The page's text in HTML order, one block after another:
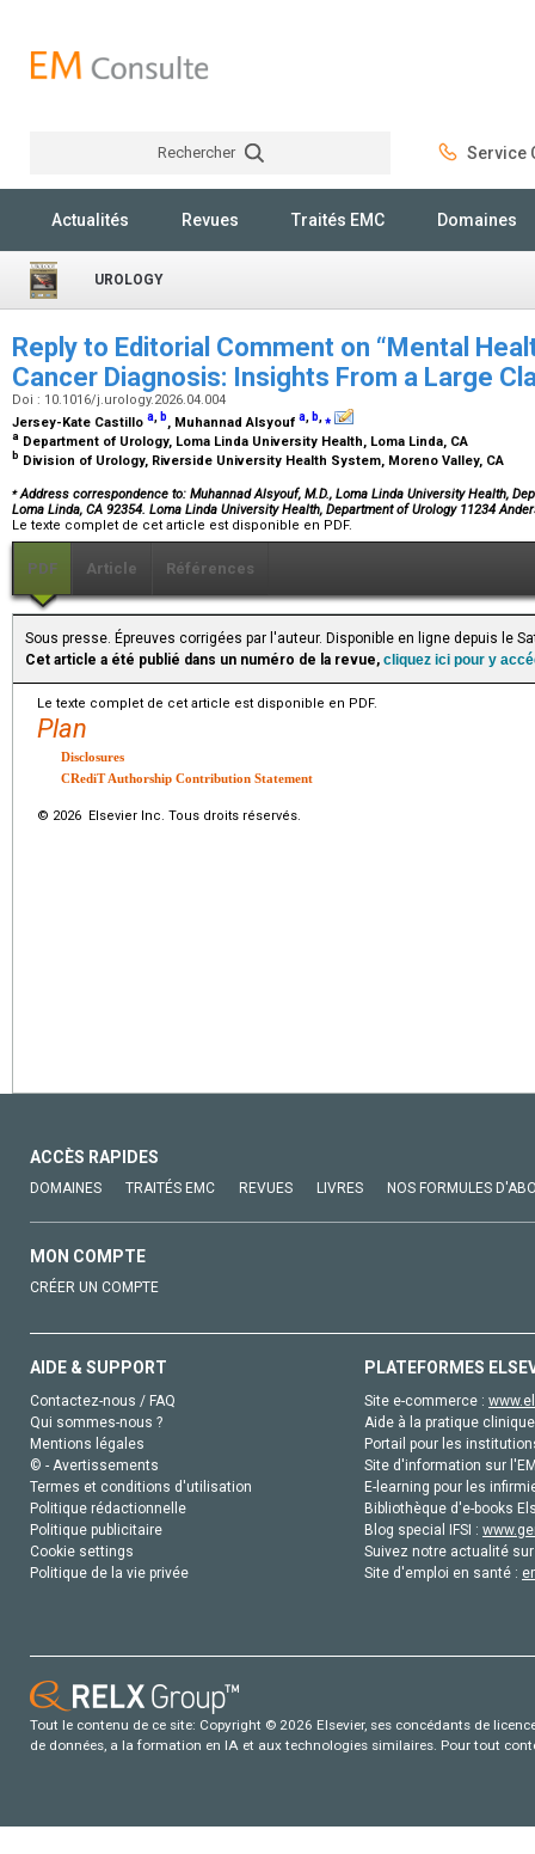
Rechercher Service
Actualités Revues Traités EMC Domaines
UROLOGY
Reply to Editorial Comment on “Mental
Cancer Diagnosis: Insights From a Large
Doi : 10.1016/j.urology.2026.04.004
Jersey-Kate Castillo a, b, Muhannad Alsyouf a, b,⁎
a Department of Urology, Loma Linda University Health, Loma Linda, CA
b Division of Urology, Riverside University Health System, Moreno Valley, CA
⁎Address correspondence to: Muhannad Alsyouf, M.D., Loma Linda University Health,
Loma Linda, CA 92354. Loma Linda University Health, Department of Urology 11234
Le texte complet de cet article est disponible en PDF.
PDF Article Références
Sous presse. Épreuves corrigées par l'auteur. Disponible en ligne depuis le
Cet article a été publié dans un numéro de la revue, cliquez ici pour y
Le texte complet de cet article est disponible en PDF.
Plan
Disclosures
CRediT Authorship Contribution Statement
© 2026 Elsevier Inc. Tous droits réservés.
ACCÈS RAPIDES
DOMAINES TRAITÉS EMC REVUES LIVRES NOS FORMULES
MON COMPTE
CRÉER UN COMPTE
AIDE & SUPPORT
Contactez-nous / FAQ
Qui sommes-nous ?
Mentions légales
© - Avertissements
Termes et conditions d'utilisation
Politique rédactionnelle
Politique publicitaire
Cookie settings
Politique de la vie privée
PLATEFORMES
Site e-commerce :
Aide à la pratique
Portail pour les
Site d'information sur
E-learning pour les
Bibliothèque d'e-books
Blog special IFSI :
Suivez notre actualité
Site d'emploi en santé :
Tout le contenu de ce site: Copyright © 2026 Elsevier, ses concédants de
de données, a la formation en IA et aux technologies similaires. Pour tout